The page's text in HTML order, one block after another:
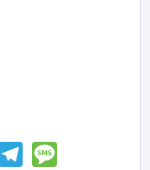
Telegram